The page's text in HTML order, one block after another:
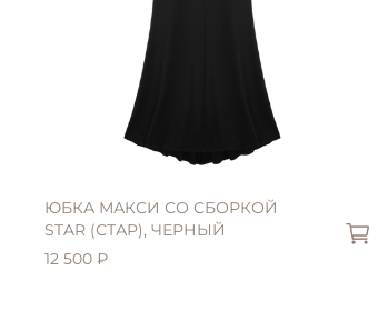
ЮБКА МАКСИ СО СБОРКОЙ
STAR (СТАР), ЧЕРНЫЙ
12 500 ₽